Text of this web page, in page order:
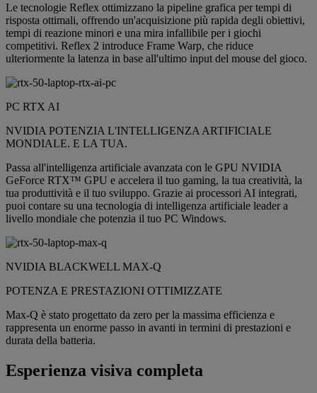
Le tecnologie Reflex ottimizzano la pipeline grafica per tempi di
risposta ottimali, offrendo un'acquisizione più rapida degli obiettivi,
tempi di reazione minori e una mira infallibile per i giochi
competitivi. Reflex 2 introduce Frame Warp, che riduce
ulteriormente la latenza in base all'ultimo input del mouse del gioco.
PC RTX AI
NVIDIA POTENZIA L'INTELLIGENZA ARTIFICIALE
MONDIALE. E LA TUA.
Passa all'intelligenza artificiale avanzata con le GPU NVIDIA
GeForce RTX™ GPU e accelera il tuo gaming, la tua creatività, la
tua produttività e il tuo sviluppo. Grazie ai processori AI integrati,
puoi contare su una tecnologia di intelligenza artificiale leader a
livello mondiale che potenzia il tuo PC Windows.
NVIDIA BLACKWELL MAX-Q
POTENZA E PRESTAZIONI OTTIMIZZATE
Max-Q è stato progettato da zero per la massima efficienza e
rappresenta un enorme passo in avanti in termini di prestazioni e
durata della batteria.
Esperienza visiva completa